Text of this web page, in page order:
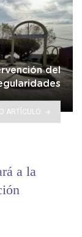
del
ARTÍCULO
a la